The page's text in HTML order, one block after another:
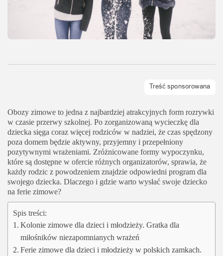
Obozy zimowe to jedna z najbardziej atrakcyjnych form rozrywki
w czasie przerwy szkolnej. Po zorganizowaną wycieczkę dla
dziecka sięga coraz więcej rodziców w nadziei, że czas spędzony
poza domem będzie aktywny, przyjemny i przepełniony
pozytywnymi wrażeniami. Zróżnicowane formy wypoczynku,
które są dostępne w ofercie różnych organizatorów, sprawia, że
każdy rodzic z powodzeniem znajdzie odpowiedni program dla
swojego dziecka. Dlaczego i gdzie warto wysłać swoje dziecko
na ferie zimowe?
Spis treści:
Kolonie zimowe dla dzieci i młodzieży. Gratka dla
miłośników niezapomnianych wrażeń
Ferie zimowe dla dzieci i młodzieży w polskich zamkach.